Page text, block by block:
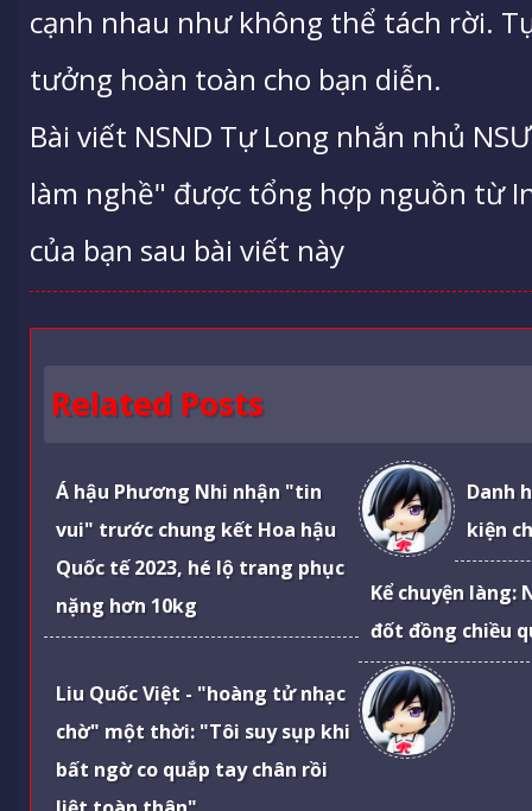
cạnh nhau như không thể tách rời.
tưởng hoàn toàn cho bạn diễn.
Bài viết NSND Tự Long nhắn nhủ
làm nghề" được tổng hợp nguồn từ
của bạn sau bài viết này
Related Posts
Á hậu Phương Nhi nhận "tin
vui" trước chung kết Hoa hậu
Quốc tế 2023, hé lộ trang phục
nặng hơn 10kg
Danh
kiện
Kể chuyện làng:
đốt đồng chiều
Liu Quốc Việt - "hoàng tử nhạc
chờ" một thời: "Tôi suy sụp khi
bất ngờ co quắp tay chân rồi